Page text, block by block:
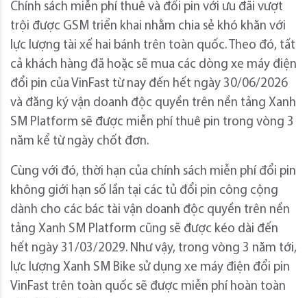
Chính sách miễn phí thuê và đổi pin với ưu đãi vượt
trội được GSM triển khai nhằm chia sẻ khó khăn với
lực lượng tài xế hai bánh trên toàn quốc. Theo đó, tất
cả khách hàng đã hoặc sẽ mua các dòng xe máy điện
đổi pin của VinFast từ nay đến hết ngày 30/06/2026
và đăng ký vận doanh độc quyền trên nền tảng Xanh
SM Platform sẽ được miễn phí thuê pin trong vòng 3
năm kể từ ngày chốt đơn.
Cùng với đó, thời hạn của chính sách miễn phí đổi pin
không giới hạn số lần tại các tủ đổi pin công cộng
dành cho các bác tài vận doanh độc quyền trên nền
tảng Xanh SM Platform cũng sẽ được kéo dài đến
hết ngày 31/03/2029. Như vậy, trong vòng 3 năm tới,
lực lượng Xanh SM Bike sử dụng xe máy điện đổi pin
VinFast trên toàn quốc sẽ được miễn phí hoàn toàn